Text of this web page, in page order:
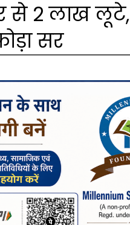
से 2 लाख लूटे,
सर